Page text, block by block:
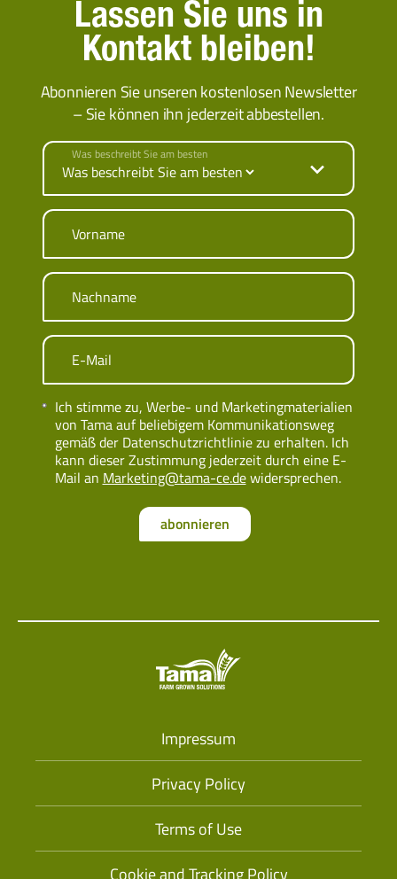
Lassen Sie uns in
Kontakt bleiben!
Abonnieren Sie unseren kostenlosen Newsletter
– Sie können ihn jederzeit abbestellen.
Was beschreibt Sie am besten
Vorname
Nachname
E-Mail
Ich stimme zu, Werbe- und Marketingmaterialien
von Tama auf beliebigem Kommunikationsweg
gemäß der Datenschutzrichtlinie zu erhalten. Ich
kann dieser Zustimmung jederzeit durch eine E-
Mail an Marketing@tama-ce.dewidersprechen.
abonnieren
Impressum
Privacy Policy
Terms of Use